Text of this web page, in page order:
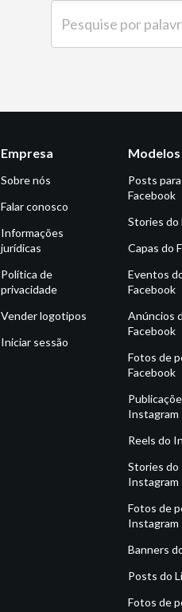
Empresa
Sobre nós
Falar conosco
Informações
jurídicas
Política de
privacidade
Vender logotipos
Iniciar sessão
Modelos
Posts
Facebook
Stories do
Capas do
Eventos
Facebook
Anúncios
Facebook
Fotos de
Facebook
Instagram
Reels do
Stories do
Instagram
Fotos de
Instagram
Banners
Posts do
Fotos de